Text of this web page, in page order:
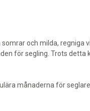
och milda, regniga
för segling. Trots detta
månaderna för